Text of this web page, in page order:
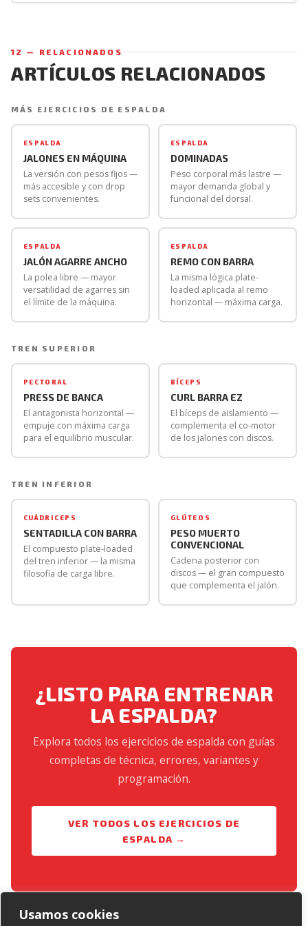
Usamos cookies
activa la inercia de los discos es un estímulo beneficioso,
no un riesgo.
manualmente — una pausa que interrumpe el pump que
hace efectivos los drop sets. Para drop sets la máquina
de discos los drop sets son posibles pero con
interrupción mayor entre la serie al fallo y la
continuación.
12 — RELACIONADOS
ARTÍCULOS RELACIONADOS
MÁS EJERCICIOS DE ESPALDA
ESPALDA
JALONES EN MÁQUINA
La versión con pesos fijos —
más accesible y con drop
sets convenientes.
ESPALDA
DOMINADAS
Peso corporal más lastre —
mayor demanda global y
funcional del dorsal.
ESPALDA
JALÓN AGARRE ANCHO
La polea libre — mayor
versatilidad de agarres sin
el límite de la máquina.
ESPALDA
REMO CON BARRA
La misma lógica plate-
loaded aplicada al remo
horizontal — máxima carga.
TREN SUPERIOR
PECTORAL
PRESS DE BANCA
El antagonista horizontal —
empuje con máxima carga
para el equilibrio muscular.
BÍCEPS
CURL BARRA EZ
El bíceps de aislamiento —
complementa el co-motor
de los jalones con discos.
TREN INFERIOR
CUÁDRICEPS
SENTADILLA CON BARRA
El compuesto plate-loaded
del tren inferior — la misma
filosofía de carga libre.
GLÚTEOS
PESO MUERTO
CONVENCIONAL
Cadena posterior con
discos — el gran compuesto
que complementa el jalón.
¿LISTO PARA ENTRENAR
LA ESPALDA?
Explora todos los ejercicios de espalda con guías
completas de técnica, errores, variantes y
programación.
VER TODOS LOS EJERCICIOS DE
ESPALDA →